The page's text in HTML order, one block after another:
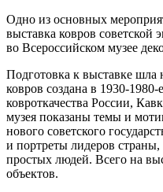
Одно из основных
выставка ковров советской
во Всероссийском музее
Подготовка к выставке шла
ковров создана в 1930-
ковроткачества России,
музея показаны темы и
нового советского
и портреты лидеров
простых людей. Всего на
объектов.